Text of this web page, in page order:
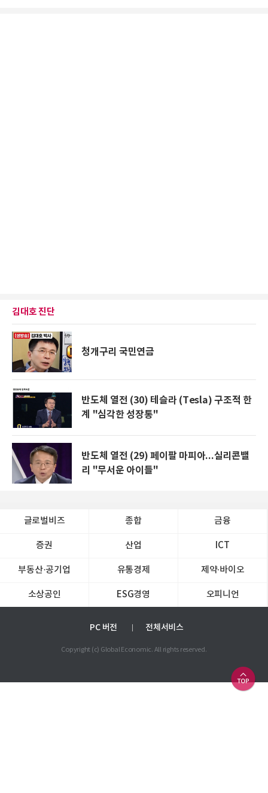
김대호 진단
청개구리 국민연금
반도체 열전 (30) 테슬라 (Tesla) 구조적 한
계 "심각한 성장통"
반도체 열전 (29) 페이팔 마피아...실리콘밸
리 "무서운 아이들"
글로벌비즈 종합 금융
증권 산업 ICT
부동산·공기업 유통경제 제약∙바이오
소상공인 ESG경영 오피니언
PC 버전 전체서비스
Copyright (c) Global Economic. All rights reserved.